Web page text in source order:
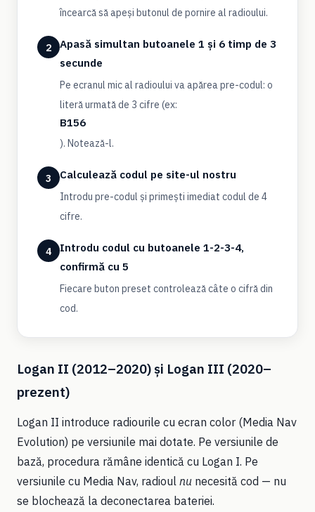
încearcă să apeși butonul de pornire al radioului.
2
Apasă simultan butoanele 1 și 6 timp de 3
secunde
Pe ecranul mic al radioului va apărea pre-codul: o
literă urmată de 3 cifre (ex:
B156
). Notează-l.
3 Calculează codul pe site-ul nostru
Introdu pre-codul și primești imediat codul de 4
cifre.
4
Introdu codul cu butoanele 1-2-3-4,
confirmă cu 5
Fiecare buton preset controlează câte o cifră din
cod.
Logan II (2012–2020) și Logan III (2020–
prezent)
Logan II introduce radiourile cu ecran color (Media Nav
Evolution) pe versiunile mai dotate. Pe versiunile de
bază, procedura rămâne identică cu Logan I. Pe
versiunile cu Media Nav, radioul nu necesită cod — nu
se blochează la deconectarea bateriei.